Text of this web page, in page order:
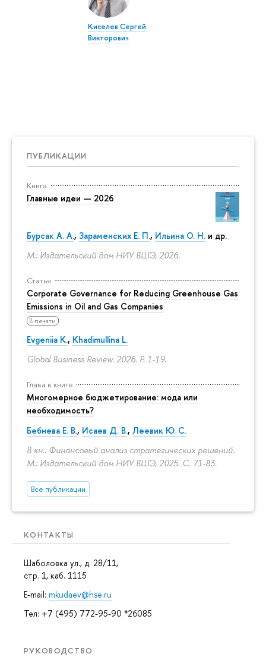
ПУБЛИКАЦИИ
Книга
Главные идеи — 2026
Бурсак А. А., Зараменских Е. П., Ильина О. Н. и др.
М.: Издательский дом НИУ ВШЭ, 2026.
Статья
Corporate Governance for Reducing Greenhouse Gas
Emissions in Oil and Gas Companies
В печати
Evgeniia K., Khadimullina L.
Global Business Review. 2026. P. 1-19.
Глава в книге
Многомерное бюджетирование: мода или
необходимость?
Бебнева Е. В., Исаев Д. В., Леевик Ю. С.
В кн.: Финансовый анализ стратегических решений.
М.: Издательский дом НИУ ВШЭ, 2025. С. 71-83.
Все публикации
КОНТАКТЫ
Шаболовка ул., д. 28/11,
стр. 1, каб. 1115
E-mail: mkudaev@hse.ru
Тел: +7 (495) 772-95-90 *26085
РУКОВОДСТВО
Киселев Сергей
Викторович